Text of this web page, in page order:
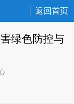
返回首页
绿色防控与